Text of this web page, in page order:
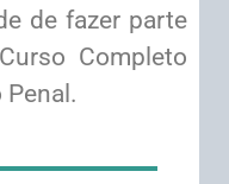
de fazer parte
Completo
Penal.